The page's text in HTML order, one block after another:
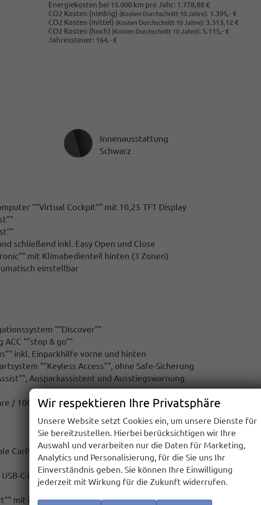
Energiekosten bei 15.000 km pro Jahr: 1.778,88 €
CO2 Kosten (niedrig) (Kosten Durchschnitt 10 Jahre): 1.395,- €
CO2 Kosten (mittel) (Kosten Durchschnitt 10 Jahre): 3.313,12 €
CO2 Kosten (hoch) (Kosten Durchschnitt 10 Jahre): 5.115,- €
Jahressteuer: 164,- €
InnenausstattungInnenausstattung
Schwarz
""Virtual Cockpit"" mit 10,25 TFT Display
schließend inkl. Easy Open und Close
mit Klimabedienteil hinten (3 Zonen)
einstellbar
""Discover""
ACC ""stop & go""
inkl. Einparkhilfe vorne und hinten
""Keyless Access"", ohne Safe-Sicherung
Ausparkassistent und Ausstiegswarnung
/ 100.000 Km
CarPlay und Android Auto
C-Ladebuchsen an der Mittelkonsole hinten, Ladeleistung bis
mit induktiver Ladefunktionfür 2 Smartphones, Ladeleistung bis
Wir respektieren Ihre Privatsphäre
Unsere Website setzt Cookies ein, um unsere Dienste für
Sie bereitzustellen. Hierbei berücksichtigen wir Ihre
Auswahl und verarbeiten nur die Daten für Marketing,
Analytics und Personalisierung, für die Sie uns Ihr
Einverständnis geben. Sie können Ihre Einwilligung
jederzeit mit Wirkung für die Zukunft widerrufen.